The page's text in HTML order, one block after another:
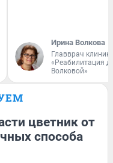
Ирина Волкова
Главврач
«Реабилитация
Волковой»
цветник от
способа